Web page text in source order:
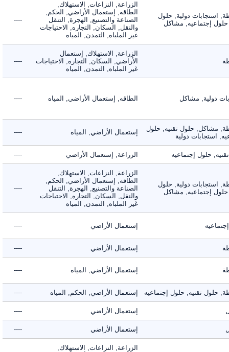
استجابات دولية, حلول
إجتماعيه, مشاكل
الزراعة, النزاعات, الاستهلاك,
الطاقه, إستعمال الأراضي, الحكم,
الصناعة والتصنيع, الهجرة, التنقل
والنقل, السكان, التجاره, الاحتياجات
غير الملباه, التمدن, المياه
----
الزراعة, الاستهلاك, إستعمال
الأراضي, السكان, التجاره, الاحتياجات
غير الملباه, التمدن, المياه
----
دولية, مشاكل الطاقه, إستعمال الأراضي, المياه ----
مشاكل, حلول تقنيه, حلول
استجابات دولية
إستعمال الأراضي, المياه ----
حلول إجتماعيه الزراعة, إستعمال الأراضي ----
استجابات دولية, حلول
إجتماعيه, مشاكل
الزراعة, النزاعات, الاستهلاك,
الطاقه, إستعمال الأراضي, الحكم,
الصناعة والتصنيع, الهجرة, التنقل
والنقل, السكان, التجاره, الاحتياجات
غير الملباه, التمدن, المياه
----
إستعمال الأراضي ----
إستعمال الأراضي ----
إستعمال الأراضي, المياه ----
حلول تقنيه, حلول إجتماعيه إستعمال الأراضي, الحكم, المياه ----
إستعمال الأراضي ----
إستعمال الأراضي ----
الزراعة, النزاعات, الاستهلاك,